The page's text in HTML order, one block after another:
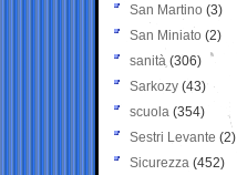
San Martino (3)
San Miniato (2)
sanità (306)
Sarkozy (43)
scuola (354)
Sestri Levante (2)
Sicurezza (452)